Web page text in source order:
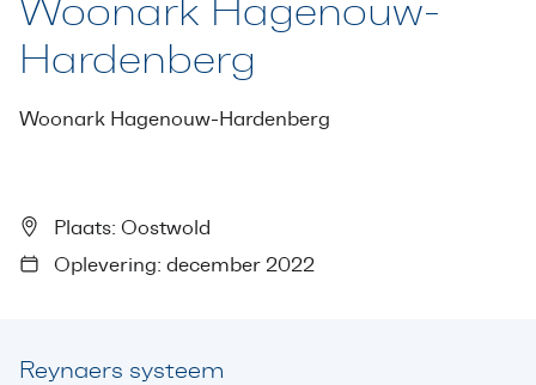
Woonark Hagenouw-
Hardenberg
Woonark Hagenouw-Hardenberg
Plaats: Oostwold
Oplevering: december 2022
Reynaers systeem